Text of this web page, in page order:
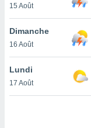
votre
à
en
le
15 Août
Dimanche
16 Août
Lundi
17 Août